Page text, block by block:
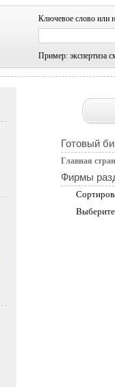
Ключевое слово или
Пример: экспертиза
Готовый
Главная
Фирмы